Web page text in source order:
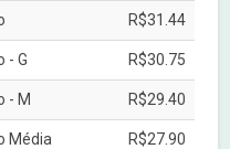
R$31.44
- G R$30.75
- M R$29.40
Média R$27.90